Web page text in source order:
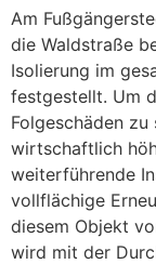
Am
die Waldstraße
Isolierung im
festgestellt. Um
Folgeschäden
wirtschaftlich
weiterführende
vollflächige
diesem Objekt
wird mit der